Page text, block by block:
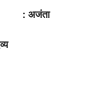
: अजंता